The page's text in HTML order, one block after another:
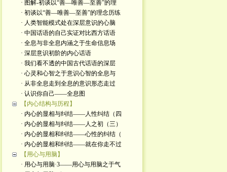
· 图解-初谈以“善—唯善—至善”的理
· 初谈以“善—唯善—至善”的理念历练
· 人类智能模式处在深层意识的心脑
· 中国话语的自己实证对比西方话语
· 全息与非全息内涵之于生命信息场
· 深层意识初阶的内心话语
· 我们看不透的中国古代话语的深层
· 心灵和心智之于意识心智的全息与
· 从非全息走到全息的意识形态走过
· 认识你自己——全息图
【内心结构与历程】
· 内心的显相与纠结——人性纠结（四
· 内心的显相与纠结——人之初（三）
· 内心的显相和纠结——心性的纠结（
· 内心的显相和纠结——就在你走不过
【用心与用脑】
· 用心与用脑·3——用心与用脑之于气